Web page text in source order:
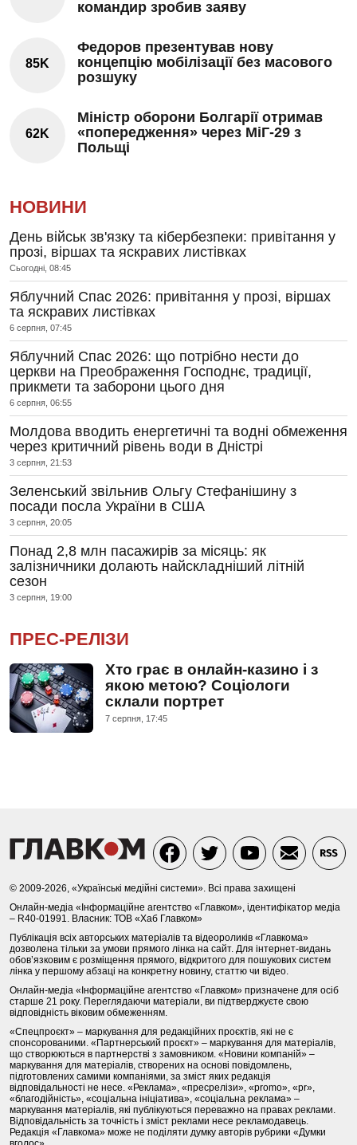
командир зробив заяву
85K
Федоров презентував нову
концепцію мобілізації без масового
розшуку
62K
Міністр оборони Болгарії отримав
«попередження» через МіГ-29 з
Польщі
НОВИНИ
День військ зв'язку та кібербезпеки: привітання у
прозі, віршах та яскравих листівках
Сьогодні, 08:45
Яблучний Спас 2026: привітання у прозі, віршах
та яскравих листівках
6 серпня, 07:45
Яблучний Спас 2026: що потрібно нести до
церкви на Преображення Господнє, традиції,
прикмети та заборони цього дня
6 серпня, 06:55
Молдова вводить енергетичні та водні обмеження
через критичний рівень води в Дністрі
3 серпня, 21:53
Зеленський звільнив Ольгу Стефанішину з
посади посла України в США
3 серпня, 20:05
Понад 2,8 млн пасажирів за місяць: як
залізничники долають найскладніший літній
сезон
3 серпня, 19:00
ПРЕС-РЕЛІЗИ
Хто грає в онлайн-казино і з
якою метою? Соціологи
склали портрет
7 серпня, 17:45
© 2009-2026, «Українські медійні системи». Всі права захищені
Онлайн-медіа «Інформаційне агентство «Главком», ідентифікатор медіа
– R40-01991. Власник: ТОВ «Хаб Главком»
Публікація всіх авторських матеріалів та відеороликів «Главкома»
дозволена тільки за умови прямого лінка на сайт. Для інтернет-видань
обов’язковим є розміщення прямого, відкритого для пошукових систем
лінка у першому абзаці на конкретну новину, статтю чи відео.
Онлайн-медіа «Інформаційне агентство «Главком» призначене для осіб
старше 21 року. Переглядаючи матеріали, ви підтверджуєте свою
відповідність віковим обмеженням.
«Спецпроєкт» – маркування для редакційних проєктів, які не є
спонсорованими. «Партнерський проєкт» – маркування для матеріалів,
що створюються в партнерстві з замовником. «Новини компаній» –
маркування для матеріалів, створених на основі повідомлень,
підготовлених самими компаніями, за зміст яких редакція
відповідальності не несе. «Реклама», «пресрелізи», «promo», «pr»,
«благодійність», «соціальна ініціатива», «соціальна реклама» –
маркування матеріалів, які публікуються переважно на правах реклами.
Відповідальність за точність і зміст реклами несе рекламодавець.
Редакція «Главкома» може не поділяти думку авторів рубрики «Думки